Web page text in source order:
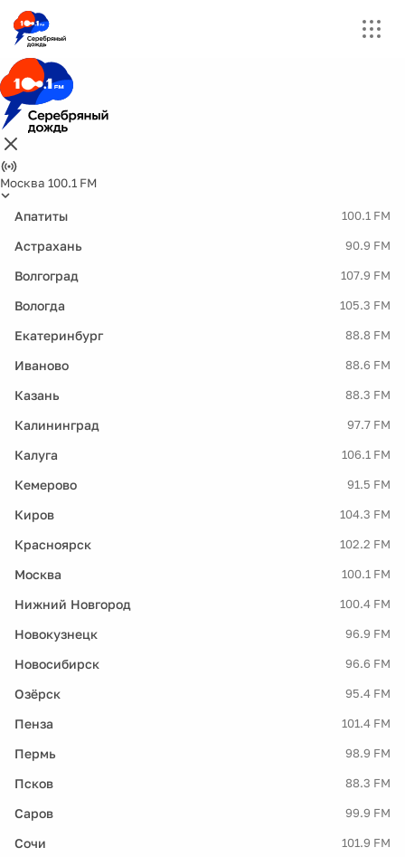
Москва 100.1 FM
Апатиты 100.1 FM
Астрахань 90.9 FM
Волгоград 107.9 FM
Вологда 105.3 FM
Екатеринбург 88.8 FM
Иваново 88.6 FM
Казань 88.3 FM
Калининград 97.7 FM
Калуга 106.1 FM
Кемерово 91.5 FM
Киров 104.3 FM
Красноярск 102.2 FM
Москва 100.1 FM
Нижний Новгород 100.4 FM
Новокузнецк 96.9 FM
Новосибирск 96.6 FM
Озёрск 95.4 FM
Пенза 101.4 FM
Пермь 98.9 FM
Псков 88.3 FM
Саров 99.9 FM
Сочи 101.9 FM